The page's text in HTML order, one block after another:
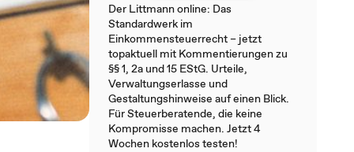
Der Littmann online: Das
Standardwerk im
Einkommensteuerrecht – jetzt
topaktuell mit Kommentierungen zu
§§ 1, 2a und 15 EStG. Urteile,
Verwaltungserlasse und
Gestaltungshinweise auf einen Blick.
Für Steuerberatende, die keine
Kompromisse machen. Jetzt 4
Wochen kostenlos testen!